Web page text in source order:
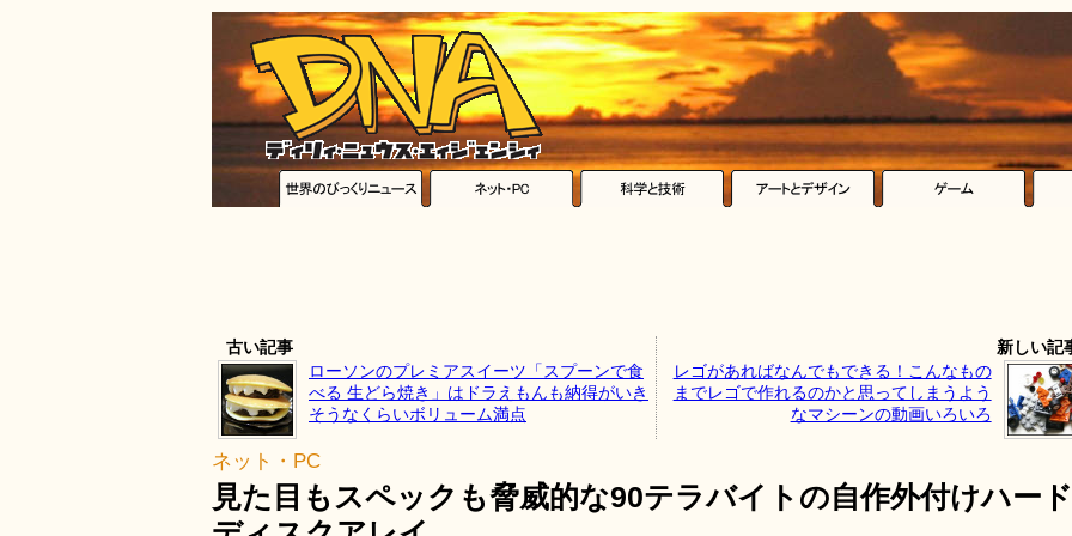
古い記事
ローソンのプレミアスイーツ「スプーンで食
べる 生どら焼き」はドラえもんも納得がいき
そうなくらいボリューム満点
新しい記
レゴがあればなんでもできる！こんなもの
までレゴで作れるのかと思ってしまうよう
なマシーンの動画いろいろ
ネット・PC
見た目もスペックも脅威的な90テラバイトの自作外付けハード